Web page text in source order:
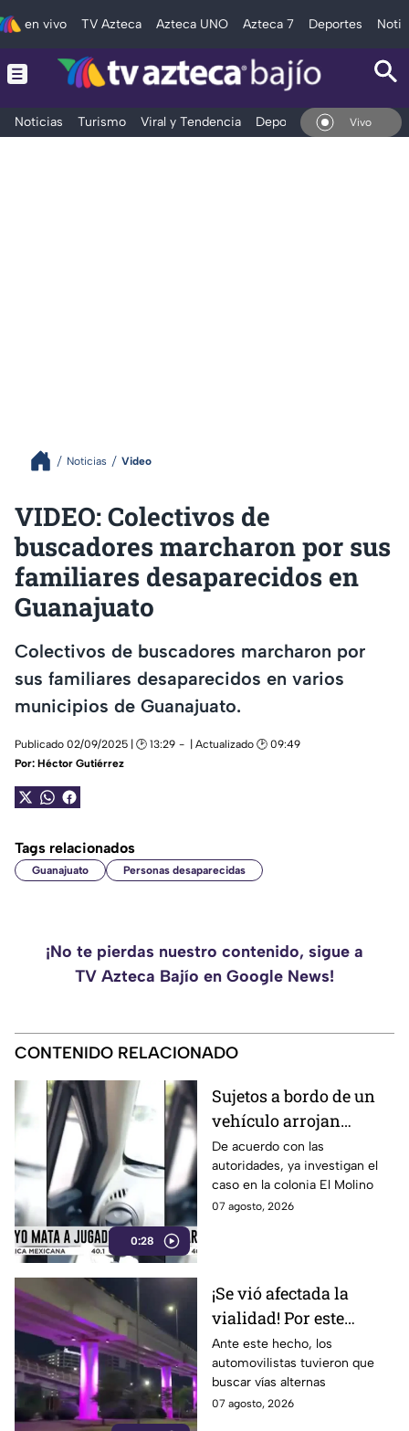
en vivo TV Azteca Azteca UNO Azteca 7 Deportes
Noticias Turismo Viral y Tendencia Deportes Espectáculos
En Vivo
Noticias Video
VIDEO: Colectivos de
buscadores marcharon por sus
familiares desaparecidos en
Guanajuato
Colectivos de buscadores marcharon por
sus familiares desaparecidos en varios
municipios de Guanajuato.
Publicado 02/09/2025 | 🕑 13:29
| Actualizado 🕑 09:49
Por: Héctor Gutiérrez
Tags relacionados
Guanajuato Personas desaparecidas
¡No te pierdas nuestro contenido, sigue a
TV Azteca Bajío en Google News!
CONTENIDO RELACIONADO
0:28
Sujetos a bordo de un
vehículo arrojan
objetos peatones y
ciclistas en este punto
en León
De acuerdo con las
autoridades, ya investigan el
caso en la colonia El Molino
07 agosto, 2026
¡Se vió afectada la
vialidad! Por este
motivo cerraron el
Distribuidor Vial Juan
Pablo II en León
Ante este hecho, los
automovilistas tuvieron que
buscar vías alternas
07 agosto, 2026